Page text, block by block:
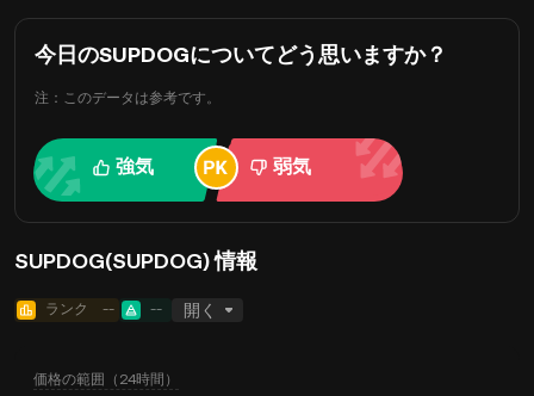
今日のSUPDOGについてどう思いますか？
注：このデータは参考です。
強気 弱気
SUPDOG(SUPDOG) 情報
ランク -- -- 開く
価格の範囲（24時間）